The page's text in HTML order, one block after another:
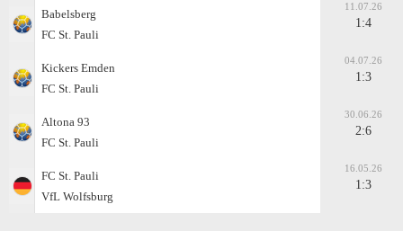
Babelsberg
FC St. Pauli
11.07.26
1:4
Kickers Emden
FC St. Pauli
04.07.26
1:3
Altona 93
FC St. Pauli
30.06.26
2:6
FC St. Pauli
VfL Wolfsburg
16.05.26
1:3